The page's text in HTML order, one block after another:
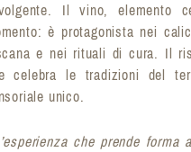
Il vino, elemento
è protagonista nei
e nei rituali di cura. Il
celebra le tradizioni del
unico.
che prende